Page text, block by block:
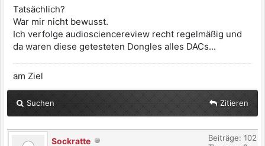
Tatsächlich?
War mir nicht bewusst.
Ich verfolge audiosciencereview recht regelmäßig und
da waren diese getesteten Dongles alles DACs...
am Ziel
Suchen Zitieren
Sockratte
Beiträge: 102